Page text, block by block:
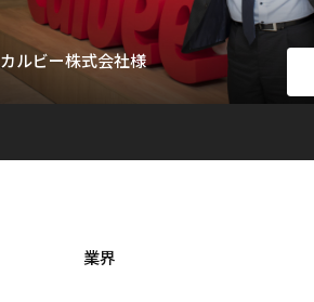
カルビー株式会社様
業界